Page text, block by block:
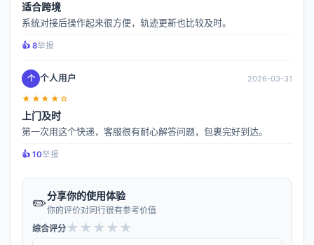
适合跨境
系统对接后操作起来很方便，轨迹更新也比较及时。
👍️ 8举报
个 个人用户 2026-03-31
★★★★☆
上门及时
第一次用这个快递，客服很有耐心解答问题，包裹完好到达。
👍️ 10举报
✏️分享你的使用体验
你的评价对同行很有参考价值
综合评分★ ★ ★ ★ ★